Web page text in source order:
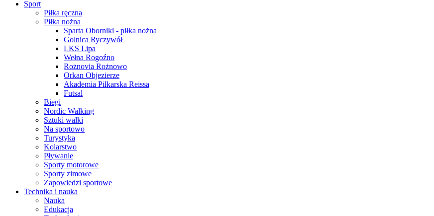
Sport
Piłka ręczna
Piłka nożna
Sparta Oborniki - piłka nożna
Golnica Ryczywół
LKS Lipa
Wełna Rogoźno
Rożnovia Rożnowo
Orkan Objezierze
Akademia Piłkarska Reissa
Futsal
Biegi
Nordic Walking
Sztuki walki
Na sportowo
Turystyka
Kolarstwo
Pływanie
Sporty motorowe
Sporty zimowe
Zapowiedzi sportowe
Technika i nauka
Nauka
Edukacja